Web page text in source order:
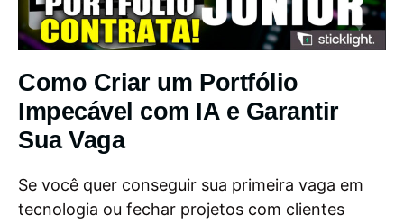
Como Criar um Portfólio
Impecável com IA e Garantir
Sua Vaga
Se você quer conseguir sua primeira vaga em
tecnologia ou fechar projetos com clientes